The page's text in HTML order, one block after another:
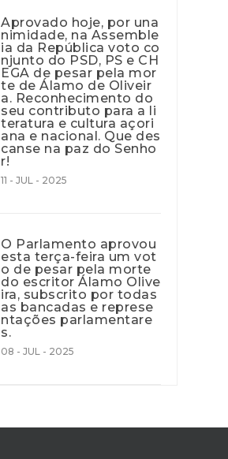
Aprovado hoje, por una
nimidade, na Assemble
ia da República voto co
njunto do PSD, PS e CH
EGA de pesar pela mor
te de Álamo de Oliveir
a. Reconhecimento do
seu contributo para a li
teratura e cultura açori
ana e nacional. Que des
canse na paz do Senho
r!
11 - JUL - 2025
O Parlamento aprovou
esta terça-feira um vot
o de pesar pela morte
do escritor Álamo Olive
ira, subscrito por todas
as bancadas e represe
ntações parlamentare
s.
08 - JUL - 2025